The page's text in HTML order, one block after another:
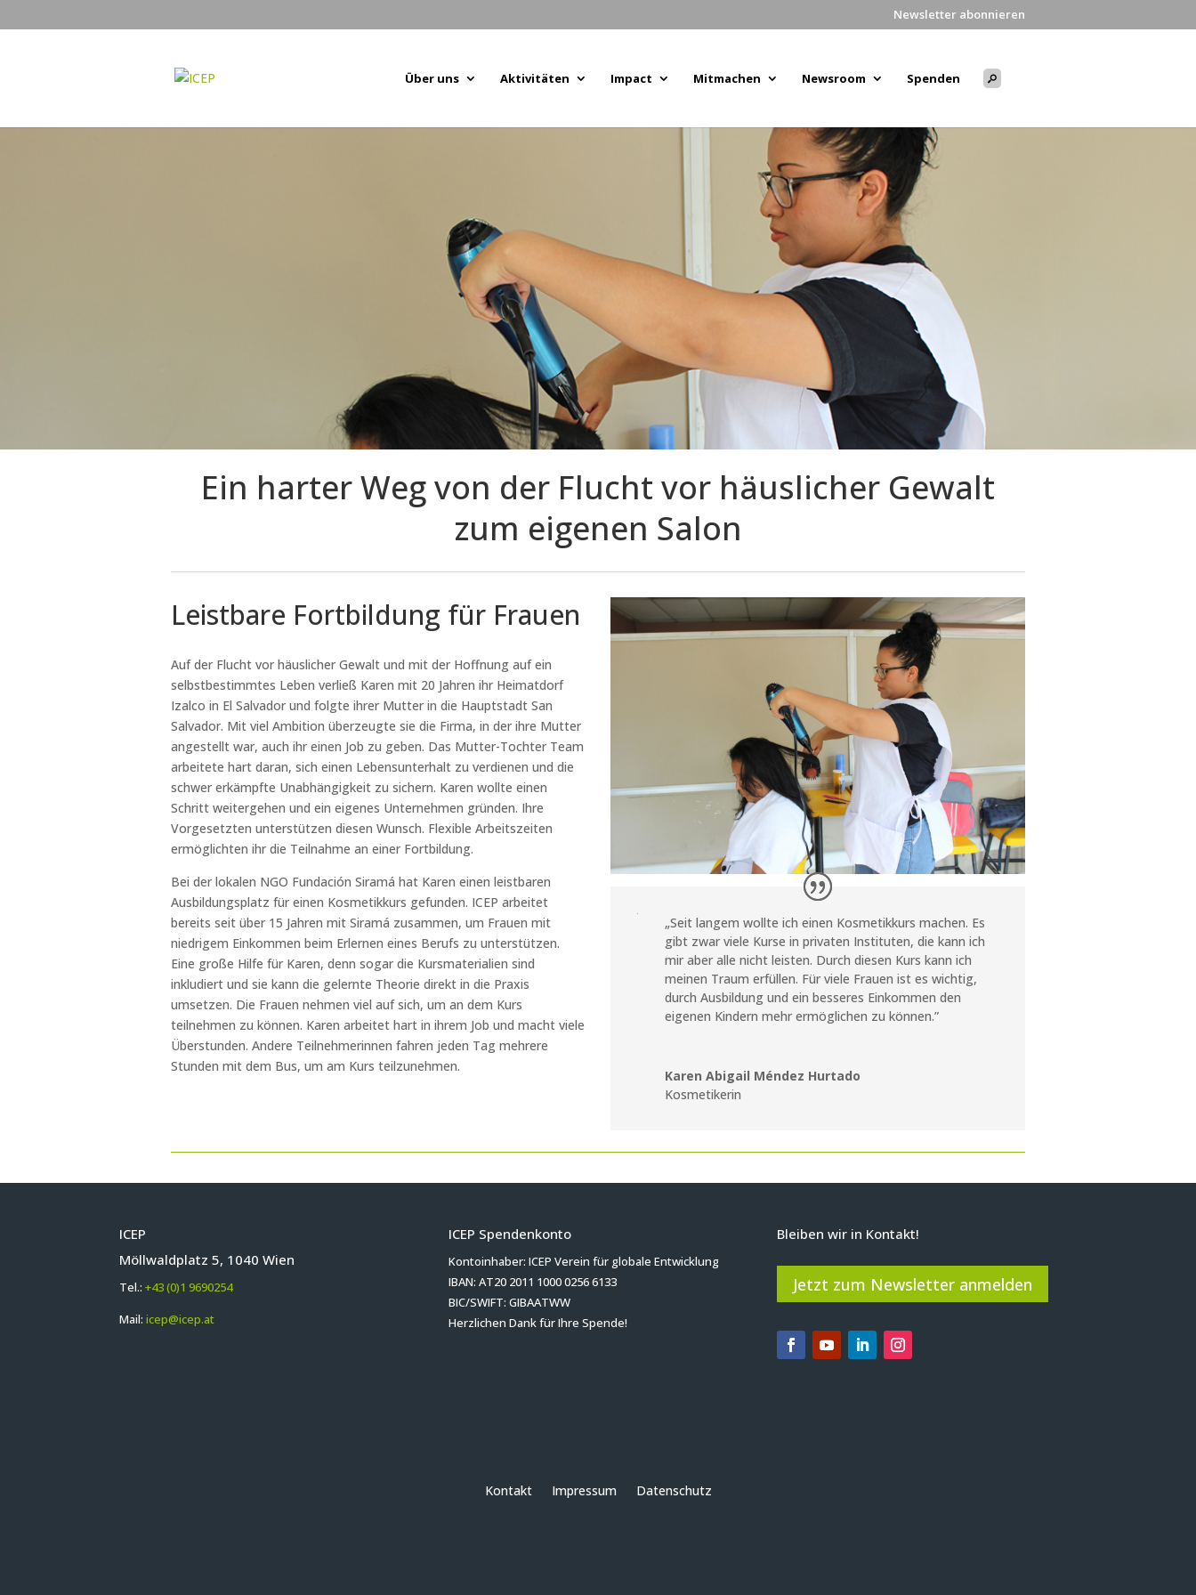
Newsletter abonnieren
Über uns Aktivitäten Impact Mitmachen Newsroom Spenden
Ein harter Weg von der Flucht vor häuslicher Gewalt
zum eigenen Salon
Leistbare Fortbildung für Frauen
Auf der Flucht vor häuslicher Gewalt und mit der Hoffnung auf ein
selbstbestimmtes Leben verließ Karen mit 20 Jahren ihr Heimatdorf
Izalco in El Salvador und folgte ihrer Mutter in die Hauptstadt San
Salvador. Mit viel Ambition überzeugte sie die Firma, in der ihre Mutter
angestellt war, auch ihr einen Job zu geben. Das Mutter-Tochter Team
arbeitete hart daran, sich einen Lebensunterhalt zu verdienen und die
schwer erkämpfte Unabhängigkeit zu sichern. Karen wollte einen
Schritt weitergehen und ein eigenes Unternehmen gründen. Ihre
Vorgesetzten unterstützen diesen Wunsch. Flexible Arbeitszeiten
ermöglichten ihr die Teilnahme an einer Fortbildung.
Bei der lokalen NGO Fundación Siramá hat Karen einen leistbaren
Ausbildungsplatz für einen Kosmetikkurs gefunden. ICEP arbeitet
bereits seit über 15 Jahren mit Siramá zusammen, um Frauen mit
niedrigem Einkommen beim Erlernen eines Berufs zu unterstützen.
Eine große Hilfe für Karen, denn sogar die Kursmaterialien sind
inkludiert und sie kann die gelernte Theorie direkt in die Praxis
umsetzen. Die Frauen nehmen viel auf sich, um an dem Kurs
teilnehmen zu können. Karen arbeitet hart in ihrem Job und macht viele
Überstunden. Andere Teilnehmerinnen fahren jeden Tag mehrere
Stunden mit dem Bus, um am Kurs teilzunehmen.
„Seit langem wollte ich einen Kosmetikkurs machen. Es
gibt zwar viele Kurse in privaten Instituten, die kann ich
mir aber alle nicht leisten. Durch diesen Kurs kann ich
meinen Traum erfüllen. Für viele Frauen ist es wichtig,
durch Ausbildung und ein besseres Einkommen den
eigenen Kindern mehr ermöglichen zu können.”
Karen Abigail Méndez Hurtado
Kosmetikerin
ICEP
Möllwaldplatz 5, 1040 Wien
Tel.:+43 (0)1 9690254
Mail:icep@icep.at
ICEP Spendenkonto
Kontoinhaber: ICEP Verein für globale Entwicklung
IBAN: AT20 2011 1000 0256 6133
BIC/SWIFT: GIBAATWW
Herzlichen Dank für Ihre Spende!
Bleiben wir in Kontakt!
Jetzt zum Newsletter anmelden
Kontakt Impressum Datenschutz